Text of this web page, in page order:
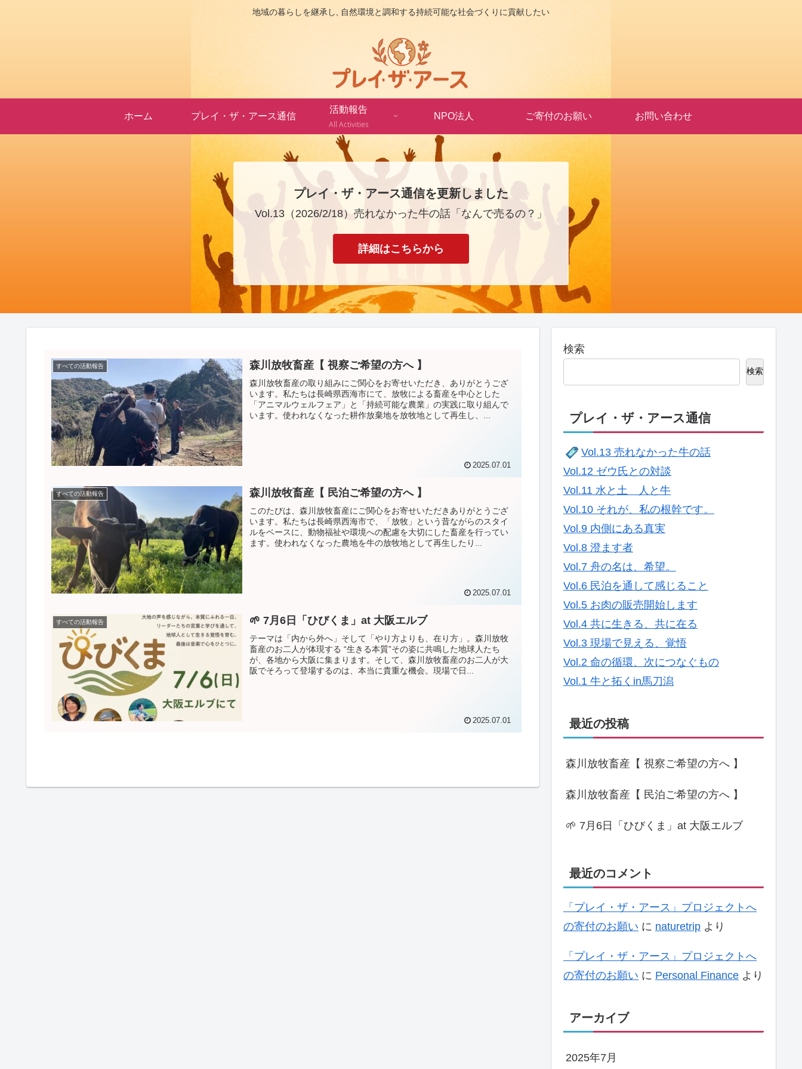
地域の暮らしを継承し, 自然環境と調和する持続可能な社会づくりに貢献したい
ホーム プレイ・ザ・アース通信
活動報告
All Activities
NPO法人 ご寄付のお願い お問い合わせ
プレイ・ザ・アース通信を更新しました
Vol.13（2026/2/18）売れなかった牛の話「なんで売るの？」
詳細はこちらから
すべての活動報告 森川放牧畜産【 視察ご希望の方へ 】
森川放牧畜産の取り組みにご関心をお寄せいただき、ありがとうござ
います。私たちは長崎県西海市にて、放牧による畜産を中心とした
「アニマルウェルフェア」と「持続可能な農業」の実践に取り組んで
います。使われなくなった耕作放棄地を放牧地として再生し、...
2025.07.01
すべての活動報告 森川放牧畜産【 民泊ご希望の方へ 】
このたびは、森川放牧畜産にご関心をお寄せいただきありがとうござ
います。私たちは長崎県西海市で、「放牧」という昔ながらのスタイ
ルをベースに、動物福祉や環境への配慮を大切にした畜産を行ってい
ます。使われなくなった農地を牛の放牧地として再生したり...
2025.07.01
すべての活動報告 🌱 7月6日「ひびくま」at 大阪エルブ
テーマは「内から外へ」そして「やり方よりも、在り方」。森川放牧
畜産のお二人が体現する “生きる本質”その姿に共鳴した地球人たち
が、各地から大阪に集まります。そして、森川放牧畜産のお二人が大
阪でそろって登場するのは、本当に貴重な機会。現場で日...
2025.07.01
検索
検索
プレイ・ザ・アース通信
Vol.13 売れなかった牛の話
Vol.12 ゼウ氏との対談
Vol.11 水と土 人と牛
Vol.10 それが、私の根幹です。
Vol.9 内側にある真実
Vol.8 澄ます者
Vol.7 舟の名は、希望。
Vol.6 民泊を通して感じること
Vol.5 お肉の販売開始します
Vol.4 共に生きる、共に在る
Vol.3 現場で見える、覚悟
Vol.2 命の循環、次につなぐもの
Vol.1 牛と拓くin馬刀潟
最近の投稿
森川放牧畜産【 視察ご希望の方へ 】
森川放牧畜産【 民泊ご希望の方へ 】
🌱 7月6日「ひびくま」at 大阪エルブ
最近のコメント
「プレイ・ザ・アース」プロジェクトへ
の寄付のお願い に naturetrip より
「プレイ・ザ・アース」プロジェクトへ
の寄付のお願い に Personal Finance より
アーカイブ
2025年7月